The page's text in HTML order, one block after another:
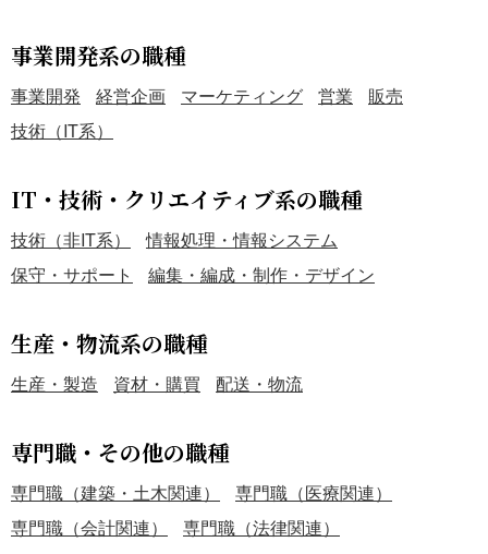
事業開発系の職種
事業開発 経営企画 マーケティング 営業
販売
技術（IT系）
IT・技術・クリエイティブ系の職種
技術（非IT系）
情報処理・情報システム
保守・サポート
編集・編成・制作・デザイン
生産・物流系の職種
生産・製造 資材・購買 配送・物流
専門職・その他の職種
専門職（建築・土木関連）
専門職（医療関連）
専門職（会計関連）
専門職（法律関連）